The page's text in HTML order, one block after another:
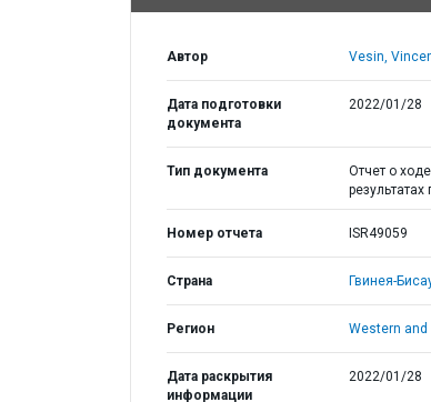
Автор Vesin,
Дата подготовки
документа
2022/01/28
Тип документа
Отчет о
результатах
Номер отчета ISR49059
Страна Гвинея-
Регион Western and
Дата раскрытия
информации
2022/01/28